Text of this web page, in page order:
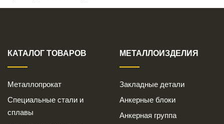
КАТАЛОГ ТОВАРОВ
Металлопрокат
Специальные стали и
сплавы
МЕТАЛЛОИЗДЕЛИЯ
Закладные детали
Анкерные блоки
Анкерная группа